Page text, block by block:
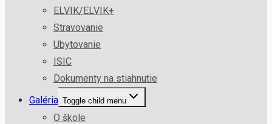
ELVIK/ELVIK+
Stravovanie
Ubytovanie
ISIC
Dokumenty na stiahnutie
Galéria Toggle child menu
O škole